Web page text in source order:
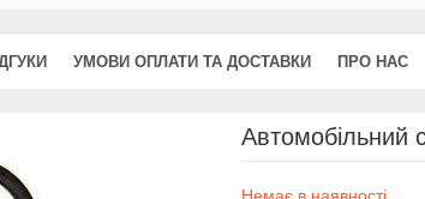
УМОВИ ОПЛАТИ ТА ДОСТАВКИ ПРО НАС
Автомобільний